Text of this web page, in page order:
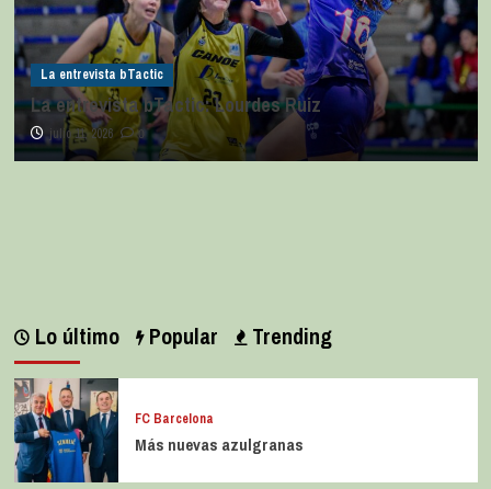
La entrevista bTactic
La entrevista bTactic: Lourdes Ruiz
julio 11, 2026 0
Lo último Popular Trending
FC Barcelona
Más nuevas azulgranas